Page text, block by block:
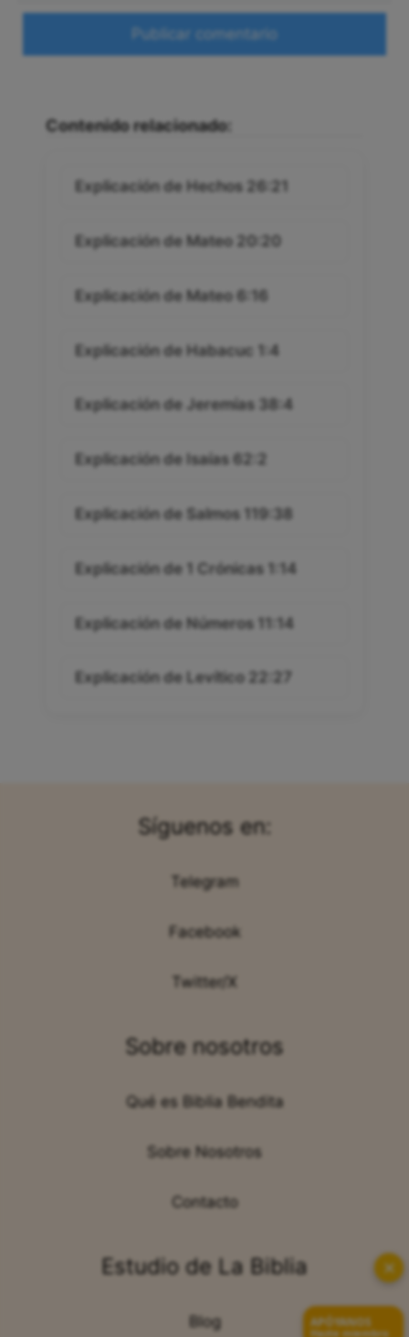
Contenido relacionado:
Explicación de Hechos 26:21
Explicación de Mateo 20:20
Explicación de Mateo 6:16
Explicación de Habacuc 1:4
Explicación de Jeremías 38:4
Explicación de Isaías 62:2
Explicación de Salmos 119:38
Explicación de 1 Crónicas 1:14
Explicación de Números 11:14
Explicación de Levítico 22:27
Síguenos en:
Telegram
Facebook
Twitter/X
Sobre nosotros
Qué es Biblia Bendita
Sobre Nosotros
Contacto
Estudio de La Biblia
Blog
✕
APÓYANOS
Hazte miembro